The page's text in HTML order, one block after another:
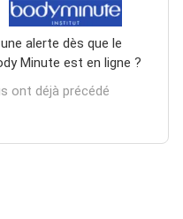
alerte dès que le
Minute est en ligne ?
ont déjà précédé